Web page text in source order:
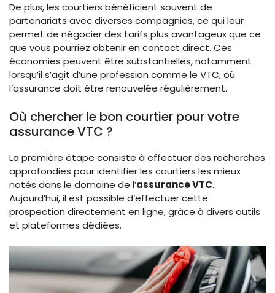
De plus, les courtiers bénéficient souvent de
partenariats avec diverses compagnies, ce qui leur
permet de négocier des tarifs plus avantageux que ce
que vous pourriez obtenir en contact direct. Ces
économies peuvent être substantielles, notamment
lorsqu’il s’agit d’une profession comme le VTC, où
l’assurance doit être renouvelée régulièrement.
Où chercher le bon courtier pour votre
assurance VTC ?
La première étape consiste à effectuer des recherches
approfondies pour identifier les courtiers les mieux
notés dans le domaine de l’assurance VTC.
Aujourd’hui, il est possible d’effectuer cette
prospection directement en ligne, grâce à divers outils
et plateformes dédiées.